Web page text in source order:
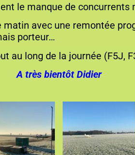
le manque de
avec une remontée
porteur…
au long de la journée (F5J,
A très bientôt Didier